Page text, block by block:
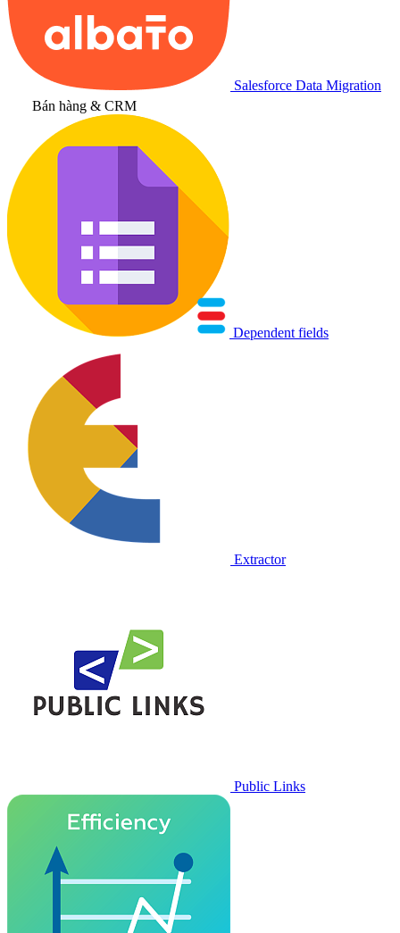
Salesforce Data Migration
Bán hàng & CRM
Dependent fields
Extractor
Public Links